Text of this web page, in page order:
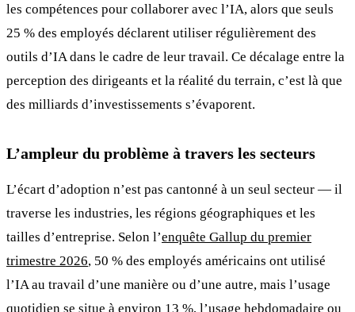
les compétences pour collaborer avec l’IA, alors que seuls
25 % des employés déclarent utiliser régulièrement des
outils d’IA dans le cadre de leur travail. Ce décalage entre la
perception des dirigeants et la réalité du terrain, c’est là que
des milliards d’investissements s’évaporent.
L’ampleur du problème à travers les secteurs
L’écart d’adoption n’est pas cantonné à un seul secteur — il
traverse les industries, les régions géographiques et les
tailles d’entreprise. Selon l’enquête Gallup du premier
trimestre 2026, 50 % des employés américains ont utilisé
l’IA au travail d’une manière ou d’une autre, mais l’usage
quotidien se situe à environ 13 %, l’usage hebdomadaire ou